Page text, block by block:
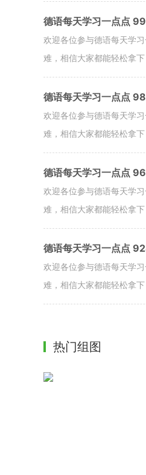
德语每天学习一点点
欢迎各位参与德语每天学
难，相信大家都能轻松拿下
德语每天学习一点点
欢迎各位参与德语每天学
难，相信大家都能轻松拿下
德语每天学习一点点
欢迎各位参与德语每天学
难，相信大家都能轻松拿下
德语每天学习一点点
欢迎各位参与德语每天学
难，相信大家都能轻松拿下
热门组图